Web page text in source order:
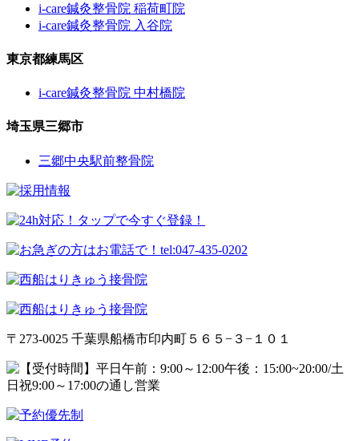
i-care鍼灸整骨院 稲荷町院
i-care鍼灸整骨院 入谷院
東京都練馬区
i-care鍼灸整骨院 中村橋院
埼玉県三郷市
三郷中央駅前整骨院
〒273-0025 千葉県船橋市印内町５６５−３−１０１